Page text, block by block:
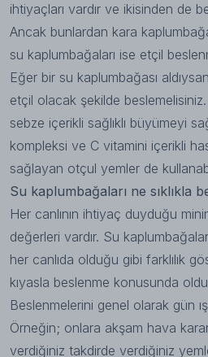
ihtiyaçları vardır ve ikisinden de
Ancak bunlardan kara
su kaplumbağaları ise etçil
Eğer bir su kaplumbağası
etçil olacak şekilde
sebze içerikli sağlıklı büyümeyi
kompleksi ve C vitamini içerikli
sağlayan otçul yemler de
Su kaplumbağaları ne sıklıkla
Her canlının ihtiyaç duyduğu
değerleri vardır. Su
her canlıda olduğu gibi farklılık
kıyasla beslenme konusunda
Beslenmelerini genel olarak gün
Örneğin; onlara akşam hava
verdiğiniz takdirde verdiğiniz